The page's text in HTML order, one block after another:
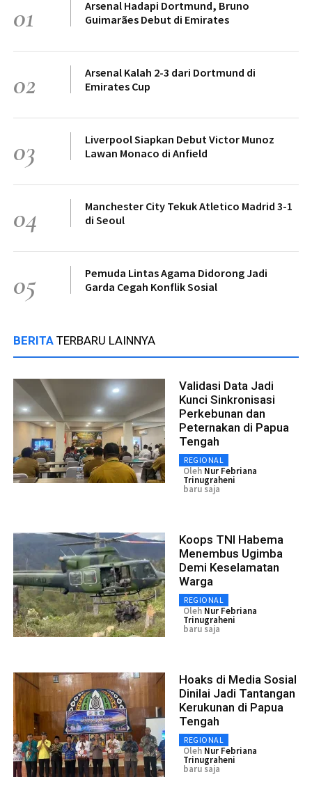
01
Arsenal Hadapi Dortmund, Bruno
Guimarães Debut di Emirates
02
Arsenal Kalah 2-3 dari Dortmund di
Emirates Cup
03
Liverpool Siapkan Debut Victor Munoz
Lawan Monaco di Anfield
04
Manchester City Tekuk Atletico Madrid 3-1
di Seoul
05
Pemuda Lintas Agama Didorong Jadi
Garda Cegah Konflik Sosial
BERITA TERBARU LAINNYA
Validasi Data Jadi
Kunci Sinkronisasi
Perkebunan dan
Peternakan di Papua
Tengah
REGIONAL
Oleh Nur Febriana
Trinugraheni
baru saja
Koops TNI Habema
Menembus Ugimba
Demi Keselamatan
Warga
REGIONAL
Oleh Nur Febriana
Trinugraheni
baru saja
Hoaks di Media Sosial
Dinilai Jadi Tantangan
Kerukunan di Papua
Tengah
REGIONAL
Oleh Nur Febriana
Trinugraheni
baru saja